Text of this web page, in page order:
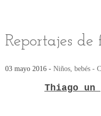
Reportajes de
03 mayo 2016 - Niños, bebés -
Thiago un